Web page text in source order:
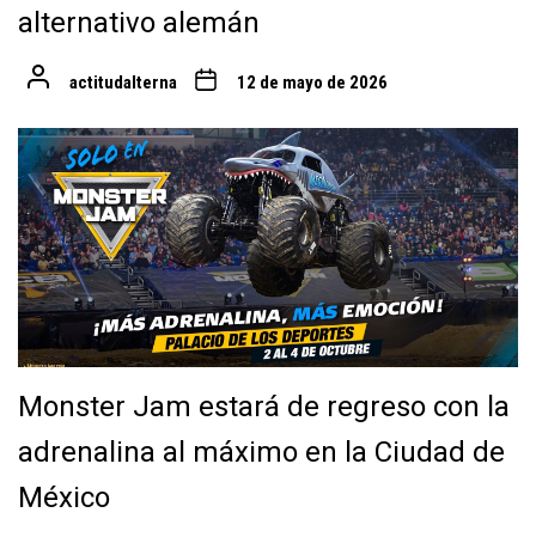
alternativo alemán
actitudalterna 12 de mayo de 2026
Monster Jam estará de regreso con la
adrenalina al máximo en la Ciudad de
México